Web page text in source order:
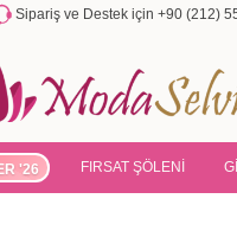
Sipariş ve Destek için +90 (212)
'26 FIRSAT ŞÖLENİ